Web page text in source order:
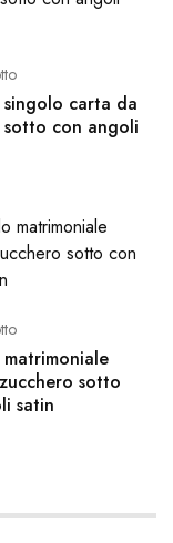
carta da
con angoli
sotto
satin